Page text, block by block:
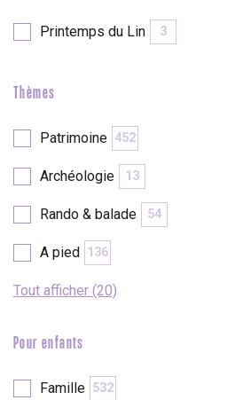
Printemps du Lin 3
Thèmes
Patrimoine 452
Archéologie 13
Rando & balade 54
A pied 136
Tout afficher (20)
Pour enfants
Famille 532